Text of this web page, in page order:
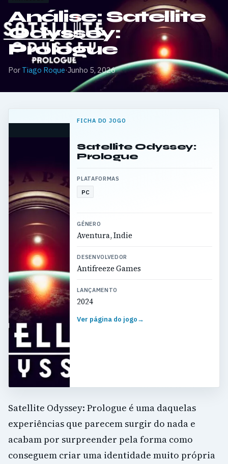
Análise: Satellite
Odyssey:
Prologue
Por Tiago Roque·Junho 5, 2026
FICHA DO JOGO
Satellite Odyssey:
Prologue
PLATAFORMAS
PC
GÉNERO
Aventura, Indie
DESENVOLVEDOR
Antifreeze Games
LANÇAMENTO
2024
Ver página do jogo→
Satellite Odyssey: Prologue é uma daquelas
experiências que parecem surgir do nada e
acabam por surpreender pela forma como
conseguem criar uma identidade muito própria